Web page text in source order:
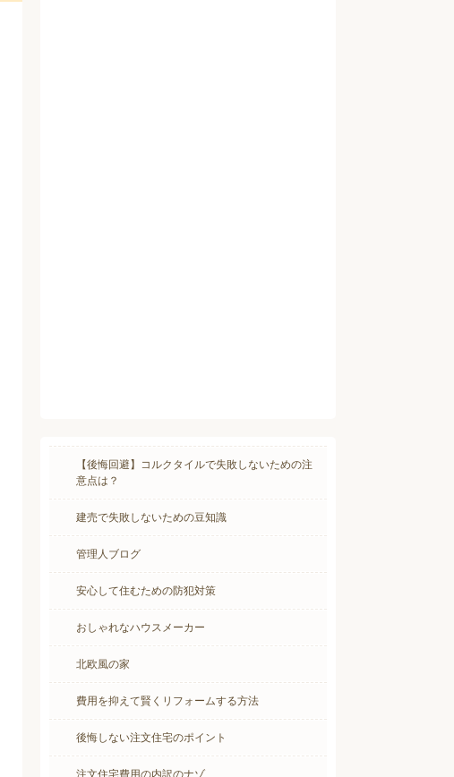
【後悔回避】コルクタイルで失敗しないための注
意点は？
建売で失敗しないための豆知識
管理人ブログ
安心して住むための防犯対策
おしゃれなハウスメーカー
北欧風の家
費用を抑えて賢くリフォームする方法
後悔しない注文住宅のポイント
注文住宅費用の内訳のナゾ